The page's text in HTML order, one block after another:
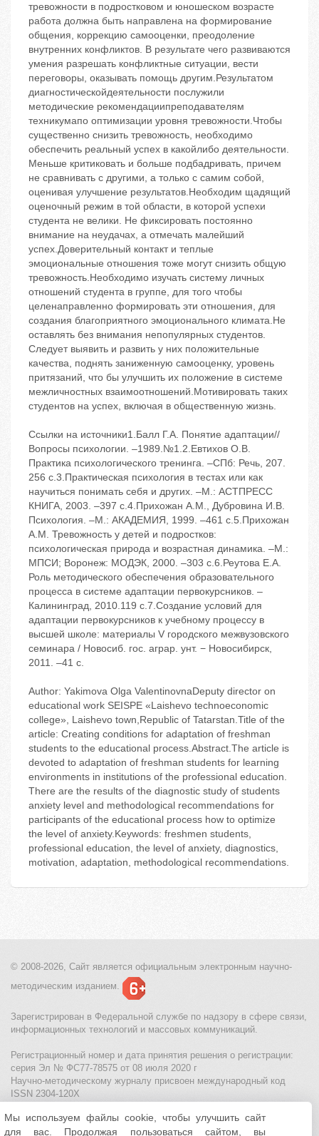
тревожности в подростковом и юношеском возрасте
работа должна быть направлена на формирование
общения, коррекцию самооценки, преодоление
внутренних конфликтов. В результате чего развиваются
умения разрешать конфликтные ситуации, вести
переговоры, оказывать помощь другим.Результатом
диагностическойдеятельности послужили
методические рекомендациипреподавателям
техникумапо оптимизации уровня тревожности.Чтобы
существенно снизить тревожность, необходимо
обеспечить реальный успех в какойлибо деятельности.
Меньше критиковать и больше подбадривать, причем
не сравнивать с другими, а только с самим собой,
оценивая улучшение результатов.Необходим щадящий
оценочный режим в той области, в которой успехи
студента не велики. Не фиксировать постоянно
внимание на неудачах, а отмечать малейший
успех.Доверительный контакт и теплые
эмоциональные отношения тоже могут снизить общую
тревожность.Необходимо изучать систему личных
отношений студента в группе, для того чтобы
целенаправленно формировать эти отношения, для
создания благоприятного эмоционального климата.Не
оставлять без внимания непопулярных студентов.
Следует выявить и развить у них положительные
качества, поднять заниженную самооценку, уровень
притязаний, что бы улучшить их положение в системе
межличностных взаимоотношений.Мотивировать таких
студентов на успех, включая в общественную жизнь.
Ссылки на источники1.Балл Г.А. Понятие адаптации//
Вопросы психологии. –1989.№1.2.Евтихов О.В.
Практика психологического тренинга. –СПб: Речь, 207.
256 с.3.Практическая психология в тестах или как
научиться понимать себя и других. –М.: АСТПРЕСС
КНИГА, 2003. –397 с.4.Прихожан А.М., Дубровина И.В.
Психология. –М.: АКАДЕМИЯ, 1999. –461 с.5.Прихожан
А.М. Тревожность у детей и подростков:
психологическая природа и возрастная динамика. –М.:
МПСИ; Воронеж: МОДЭК, 2000. –303 с.6.Реутова Е.А.
Роль методического обеспечения образовательного
процесса в системе адаптации первокурсников. –
Калининград, 2010.119 с.7.Создание условий для
адаптации первокурсников к учебному процессу в
высшей школе: материалы V городского межвузовского
семинара / Новосиб. гос. аграр. унт. − Новосибирск,
2011. –41 с.
Author: Yakimova Olga ValentinovnaDeputy director on
educational work SEISPE «Laishevo technoeconomic
college», Laishevo town,Republic of Tatarstan.Title of the
article: Creating conditions for adaptation of freshman
students to the educational process.Abstract.The article is
devoted to adaptation of freshman students for learning
environments in institutions of the professional education.
There are the results of the diagnostic study of students
anxiety level and methodological recommendations for
participants of the educational process how to optimize
the level of anxiety.Keywords: freshmen students,
professional education, the level of anxiety, diagnostics,
motivation, adaptation, methodological recommendations.
© 2008-2026, Сайт является официальным электронным научно-
методическим изданием.
Зарегистрирован в Федеральной службе по надзору в сфере связи,
информационных технологий и массовых коммуникаций.
Регистрационный номер и дата принятия решения о регистрации:
серия Эл № ФС77-78575 от 08 июля 2020 г
Научно-методическому журналу присвоен международный код
ISSN 2304-120X
МЦИТО|Школьные олимпиады и онлайн конкурсы для детей
Политика использования файлов cookie| Политика обработки и
Мы используем файлы cookie, чтобы улучшить сайт
для вас. Продолжая пользоваться сайтом, вы